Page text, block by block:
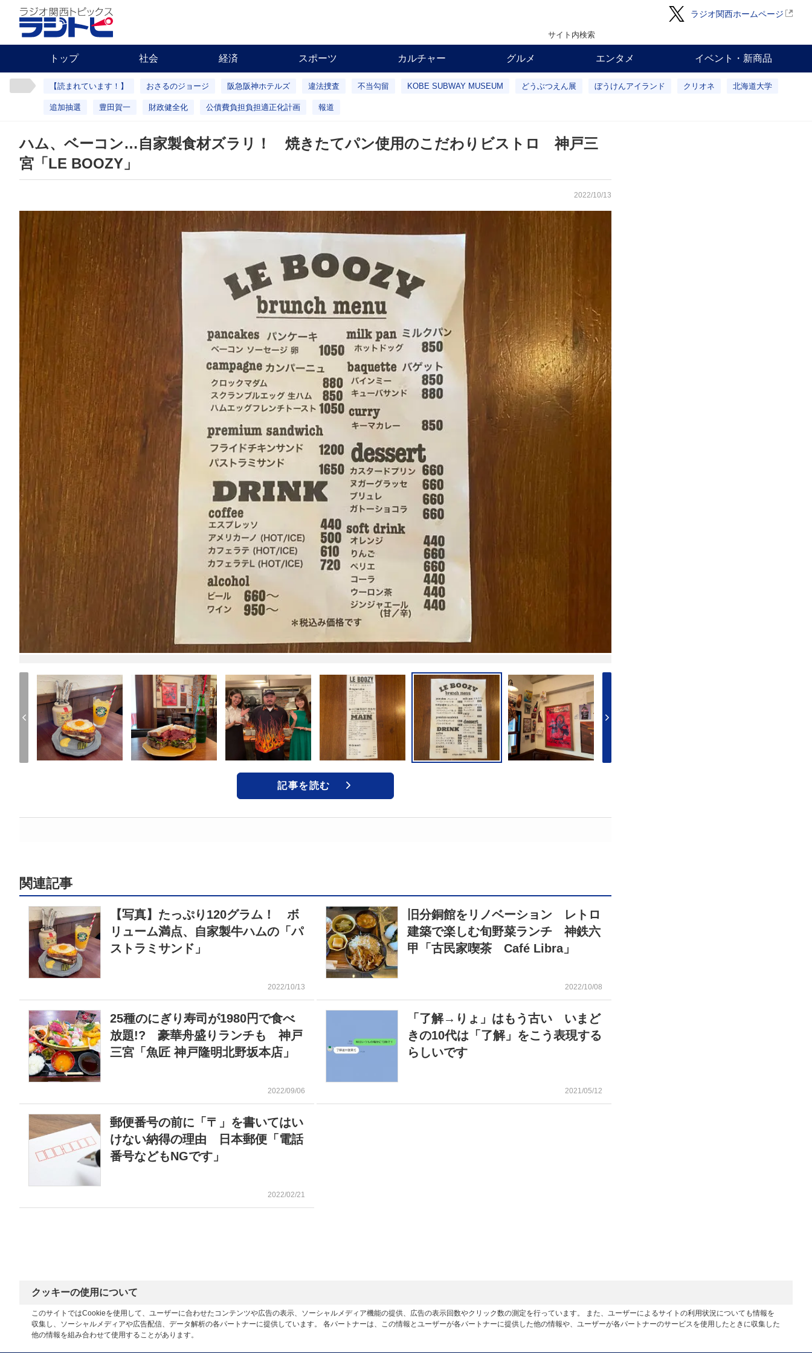
ラジオ関西ホームページ
サイト内検索
トップ 社会 経済 スポーツ カルチャー グルメ エンタメ イベント・新商品
【読まれています！】 おさるのジョージ 阪急阪神ホテルズ 違法捜査 不当勾留 KOBE SUBWAY MUSEUM どうぶつえん展 ぼうけんアイランド クリオネ 北海道大学
追加抽選 豊田賀一 財政健全化 公債費負担負担適正化計画 報道
ハム、ベーコン…自家製食材ズラリ！ 焼きたてパン使用のこだわりビストロ 神戸三
宮「LE BOOZY」
2022/10/13
記事を読む
関連記事
【写真】たっぷり120グラム！ ボ
リューム満点、自家製牛ハムの「パ
ストラミサンド」
2022/10/13
旧分銅館をリノベーション レトロ
建築で楽しむ旬野菜ランチ 神鉄六
甲「古民家喫茶 Café Libra」
2022/10/08
25種のにぎり寿司が1980円で食べ
放題!? 豪華舟盛りランチも 神戸
三宮「魚匠 神戸隆明北野坂本店」
2022/09/06
「了解→りょ」はもう古い いまど
きの10代は「了解」をこう表現する
らしいです
2021/05/12
郵便番号の前に「〒」を書いてはい
けない納得の理由 日本郵便「電話
番号などもNGです」
2022/02/21
クッキーの使用について
このサイトではCookieを使用して、ユーザーに合わせたコンテンツや広告の表示、ソーシャルメディア機能の提供、広告の表示回数やクリック数の測定を行っています。 また、ユーザーによるサイトの利用状況についても情報を
収集し、ソーシャルメディアや広告配信、データ解析の各パートナーに提供しています。 各パートナーは、この情報とユーザーが各パートナーに提供した他の情報や、ユーザーが各パートナーのサービスを使用したときに収集した
他の情報を組み合わせて使用することがあります。